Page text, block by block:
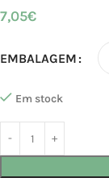
7,05€
EMBALAGEM
Em stock